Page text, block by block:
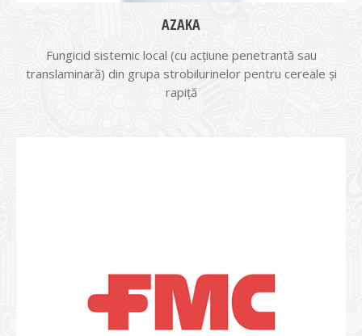
AZAKA
Fungicid sistemic local (cu acţiune penetrantă sau
translaminară) din grupa strobilurinelor pentru cereale şi
rapiţă